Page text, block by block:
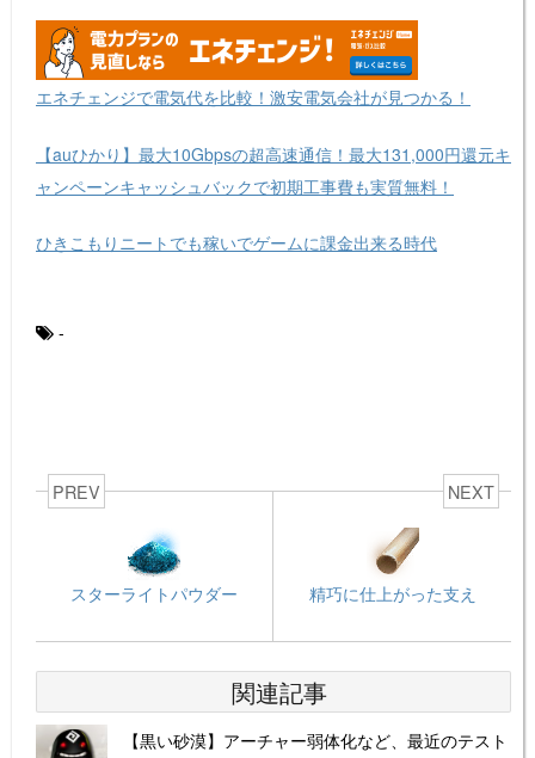
エネチェンジで電気代を比較！激安電気会社が見つかる！
【auひかり】最大10Gbpsの超高速通信！最大131,000円還元キ
ャンペーンキャッシュバックで初期工事費も実質無料！
ひきこもりニートでも稼いでゲームに課金出来る時代
-
PREV
スターライトパウダー
NEXT
精巧に仕上がった支え
関連記事
【黒い砂漠】アーチャー弱体化など、最近のテスト